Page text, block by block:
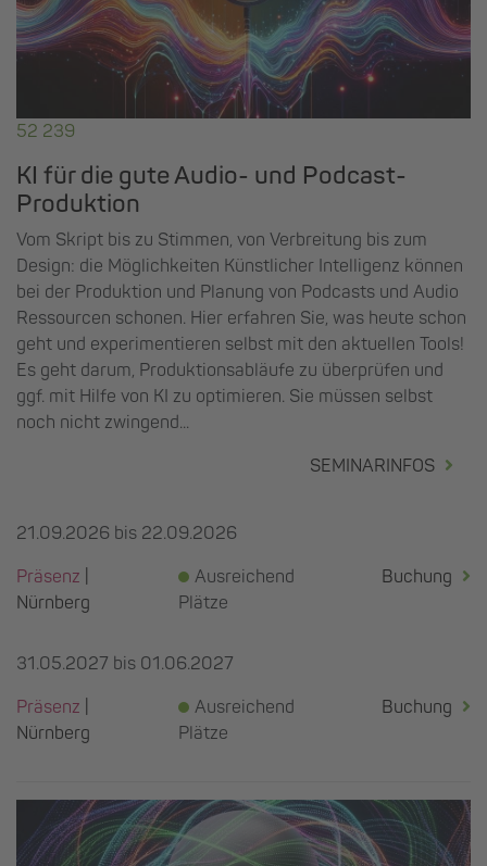
52 239
KI für die gute Audio- und Podcast-
Produktion
Vom Skript bis zu Stimmen, von Verbreitung bis zum
Design: die Möglichkeiten Künstlicher Intelligenz können
bei der Produktion und Planung von Podcasts und Audio
Ressourcen schonen. Hier erfahren Sie, was heute schon
geht und experimentieren selbst mit den aktuellen Tools!
Es geht darum, Produktionsabläufe zu überprüfen und
ggf. mit Hilfe von KI zu optimieren. Sie müssen selbst
noch nicht zwingend...
SEMINARINFOS
21.09.2026 bis 22.09.2026
Präsenz
Nürnberg
Ausreichend
Plätze
Buchung
31.05.2027 bis 01.06.2027
Präsenz
Nürnberg
Ausreichend
Plätze
Buchung